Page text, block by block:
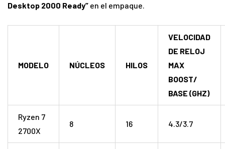
Desktop 2000 Ready” en el empaque.
MODELO NÚCLEOS HILOS
VELOCIDAD
DE RELOJ
MAX
BOOST/
BASE (GHZ)
Ryzen 7
2700X
8 16 4.3/3.7